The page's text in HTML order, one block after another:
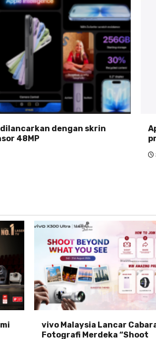
dilancarkan dengan skrin
48MP
vivo Malaysia Lancar
Fotografi Merdeka “Shoot